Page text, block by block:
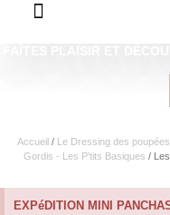
Accueil / Le Dressing des poupées
Gordis - Les P'tits Basiques /
EXPéDITION MINI